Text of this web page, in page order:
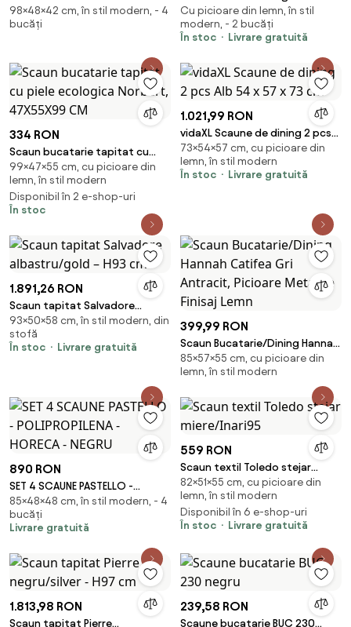
Kleo 2 Piele Ecologica Gri
Antracit
98×48×42 cm, în stil modern, - 4
bucăți
perne 2 buc. cauciuc din lemn
masiv maro
Cu picioare din lemn, în stil
modern, - 2 bucăți
În stoc
Livrare gratuită
334 RON
Scaun bucatarie tapitat cu
piele ecologica Norbert,
47X55X99 CM
99×47×55 cm, cu picioare din
lemn, în stil modern
Disponibil în 2 e-shop-uri
În stoc
1.021,99 RON
vidaXL Scaune de dining 2 pcs
Alb 54 x 57 x 73 cm
73×54×57 cm, cu picioare din
lemn, în stil modern
În stoc
Livrare gratuită
1.891,26 RON
Scaun tapitat Salvadore
albastru/gold – H93 cm
93×50×58 cm, în stil modern, din
stofă
În stoc
Livrare gratuită
399,99 RON
Scaun Bucatarie/Dining Hannah
Catifea Gri Antracit, Picioare
Metalice Finisaj Lemn
85×57×55 cm, cu picioare din
lemn, în stil modern
890 RON
SET 4 SCAUNE PASTELLO -
POLIPROPILENA - HORECA -
NEGRU
85×48×48 cm, în stil modern, - 4
bucăți
Livrare gratuită
559 RON
Scaun textil Toledo stejar
miere/Inari95
82×51×55 cm, cu picioare din
lemn, în stil modern
Disponibil în 6 e-shop-uri
În stoc
Livrare gratuită
1.813,98 RON
Scaun tapitat Pierre
239,58 RON
Scaune bucatarie BUC 230